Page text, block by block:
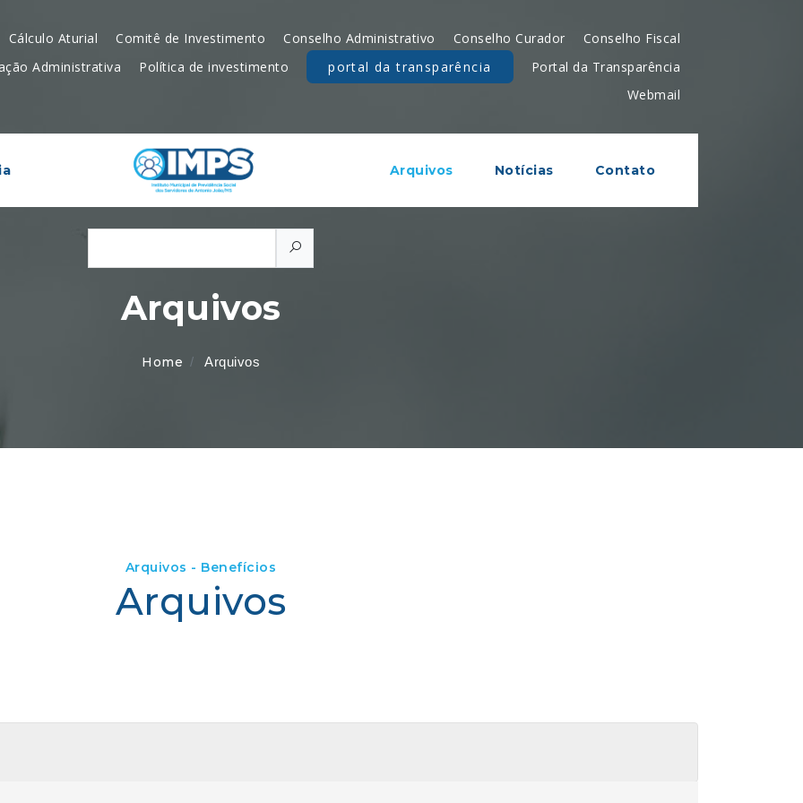
Cálculo Aturial Comitê de Investimento Conselho Administrativo Conselho Curador
Conselho Fiscal
Administrativa
Política de investimento portal da transparência
Portal da Transparência
Webmail
Arquivos Notícias Contato
Arquivos
Home Arquivos
Arquivos - Benefícios
Arquivos